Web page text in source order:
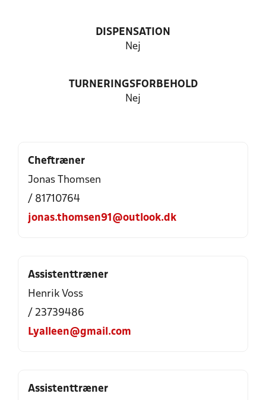
DISPENSATION
Nej
TURNERINGSFORBEHOLD
Nej
Cheftræner
Jonas Thomsen
/ 81710764
jonas.thomsen91@outlook.dk
Assistenttræner
Henrik Voss
/ 23739486
Lyalleen@gmail.com
Assistenttræner